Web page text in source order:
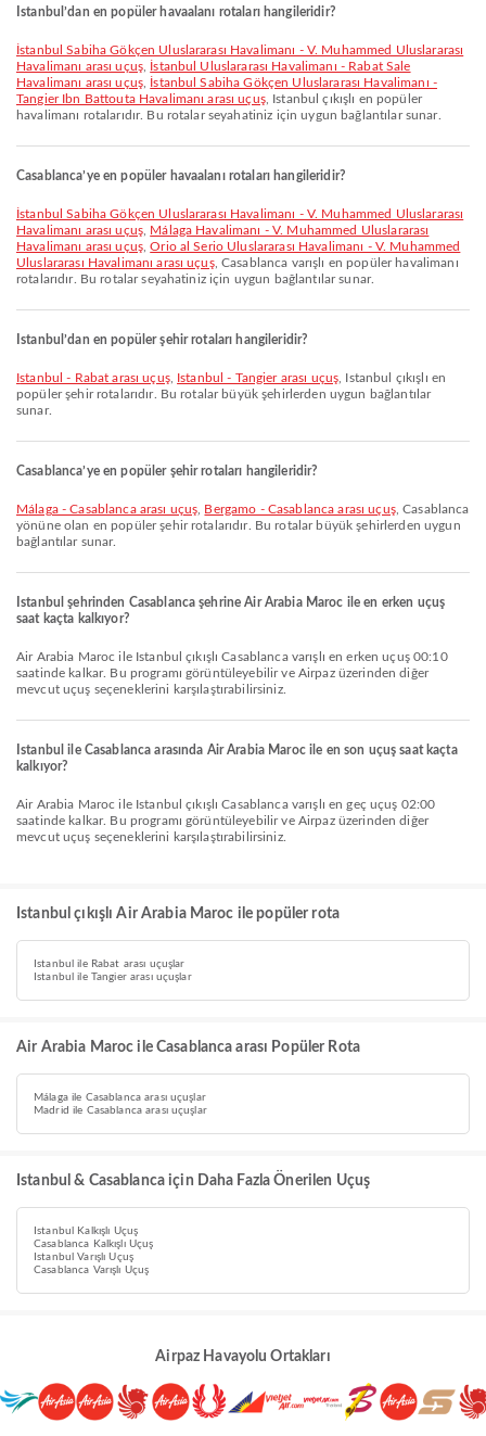
Istanbul’dan en popüler havaalanı rotaları hangileridir?
İstanbul Sabiha Gökçen Uluslararası Havalimanı - V. Muhammed Uluslararası
Havalimanı arası uçuş, İstanbul Uluslararası Havalimanı - Rabat Sale
Havalimanı arası uçuş, İstanbul Sabiha Gökçen Uluslararası Havalimanı -
Tangier Ibn Battouta Havalimanı arası uçuş, Istanbul çıkışlı en popüler
havalimanı rotalarıdır. Bu rotalar seyahatiniz için uygun bağlantılar sunar.
Casablanca’ye en popüler havaalanı rotaları hangileridir?
İstanbul Sabiha Gökçen Uluslararası Havalimanı - V. Muhammed Uluslararası
Havalimanı arası uçuş, Málaga Havalimanı - V. Muhammed Uluslararası
Havalimanı arası uçuş,Orio al Serio Uluslararası Havalimanı - V. Muhammed
Uluslararası Havalimanı arası uçuş, Casablanca varışlı en popüler havalimanı
rotalarıdır. Bu rotalar seyahatiniz için uygun bağlantılar sunar.
Istanbul’dan en popüler şehir rotaları hangileridir?
Istanbul - Rabat arası uçuş, Istanbul - Tangier arası uçuş , Istanbul çıkışlı en
popüler şehir rotalarıdır. Bu rotalar büyük şehirlerden uygun bağlantılar
sunar.
Casablanca’ye en popüler şehir rotaları hangileridir?
Málaga - Casablanca arası uçuş Bergamo - Casablanca arası uçuş, Casablanca
yönüne olan en popüler şehir rotalarıdır. Bu rotalar büyük şehirlerden uygun
bağlantılar sunar.
Istanbul şehrinden Casablanca şehrine Air Arabia Maroc ile en erken uçuş
saat kaçta kalkıyor?
Air Arabia Maroc ile Istanbul çıkışlı Casablanca varışlı en erken uçuş 00:10
saatinde kalkar. Bu programı görüntüleyebilir ve Airpaz üzerinden diğer
mevcut uçuş seçeneklerini karşılaştırabilirsiniz.
Istanbul ile Casablanca arasında Air Arabia Maroc ile en son uçuş saat kaçta
kalkıyor?
Air Arabia Maroc ile Istanbul çıkışlı Casablanca varışlı en geç uçuş 02:00
saatinde kalkar. Bu programı görüntüleyebilir ve Airpaz üzerinden diğer
mevcut uçuş seçeneklerini karşılaştırabilirsiniz.
Istanbul çıkışlı Air Arabia Maroc ile popüler rota
Istanbul ile Rabat arası uçuşlar
Istanbul ile Tangier arası uçuşlar
Air Arabia Maroc ile Casablanca arası Popüler Rota
Málaga ile Casablanca arası uçuşlar
Madrid ile Casablanca arası uçuşlar
Istanbul & Casablanca için Daha Fazla Önerilen Uçuş
Istanbul Kalkışlı Uçuş
Casablanca Kalkışlı Uçuş
Istanbul Varışlı Uçuş
Casablanca Varışlı Uçuş
Airpaz Havayolu Ortakları